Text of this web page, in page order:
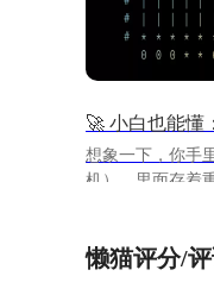
想象一下，你手
机），里面存着
**BackApp 就是
懒猫评分/